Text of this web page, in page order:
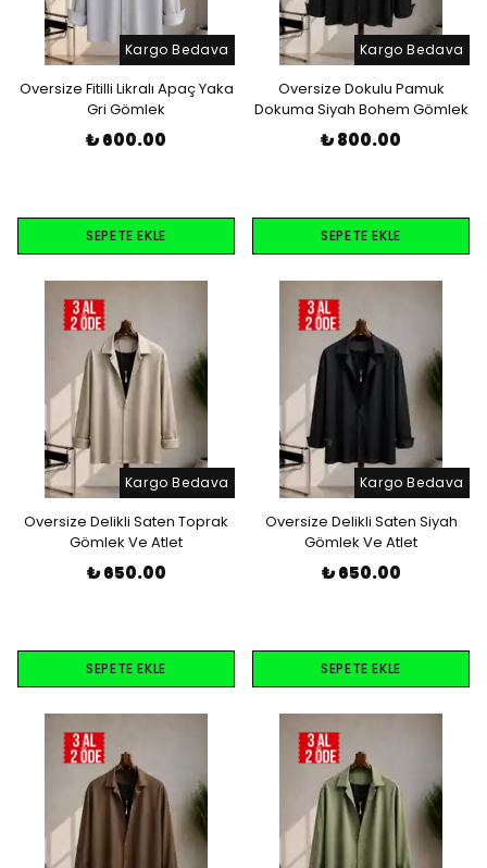
Kargo Bedava
Oversize Fitilli Likralı Apaç Yaka
Gri Gömlek
₺ 600.00
SEPETE EKLE
Kargo Bedava
Oversize Dokulu Pamuk
Dokuma Siyah Bohem Gömlek
₺ 800.00
SEPETE EKLE
Kargo Bedava
Oversize Delikli Saten Toprak
Gömlek Ve Atlet
₺ 650.00
SEPETE EKLE
Kargo Bedava
Oversize Delikli Saten Siyah
Gömlek Ve Atlet
₺ 650.00
SEPETE EKLE